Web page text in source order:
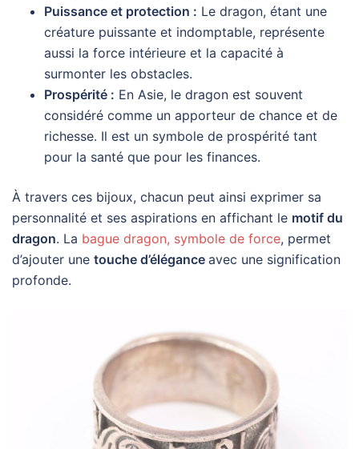
Puissance et protection : Le dragon, étant une
créature puissante et indomptable, représente
aussi la force intérieure et la capacité à
surmonter les obstacles.
Prospérité : En Asie, le dragon est souvent
considéré comme un apporteur de chance et de
richesse. Il est un symbole de prospérité tant
pour la santé que pour les finances.
À travers ces bijoux, chacun peut ainsi exprimer sa
personnalité et ses aspirations en affichant le motif du
dragon. La bague dragon, symbole de force, permet
d’ajouter une touche d’élégance avec une signification
profonde.